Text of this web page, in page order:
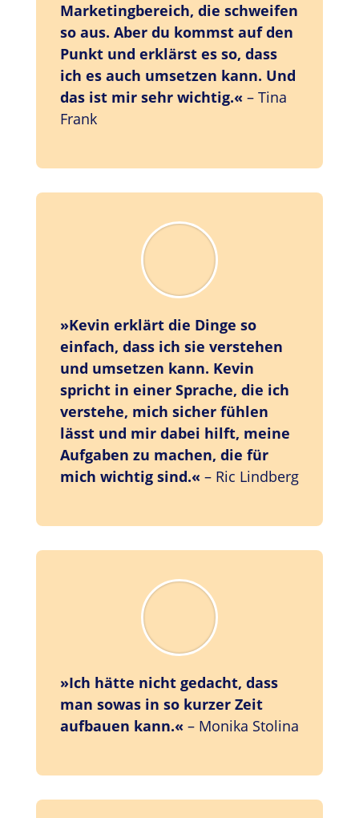
Marketingbereich, die schweifen
so aus. Aber du kommst auf den
Punkt und erklärst es so, dass
ich es auch umsetzen kann. Und
das ist mir sehr wichtig.« – Tina
Frank
»Kevin erklärt die Dinge so
einfach, dass ich sie verstehen
und umsetzen kann. Kevin
spricht in einer Sprache, die ich
verstehe, mich sicher fühlen
lässt und mir dabei hilft, meine
Aufgaben zu machen, die für
mich wichtig sind.« – Ric Lindberg
»Ich hätte nicht gedacht, dass
man sowas in so kurzer Zeit
aufbauen kann.« – Monika Stolina